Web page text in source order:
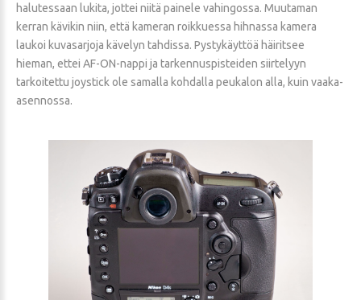
halutessaan lukita, jottei niitä painele vahingossa. Muutaman
kerran kävikin niin, että kameran roikkuessa hihnassa kamera
laukoi kuvasarjoja kävelyn tahdissa. Pystykäyttöä häiritsee
hieman, ettei AF-ON-nappi ja tarkennuspisteiden siirtelyyn
tarkoitettu joystick ole samalla kohdalla peukalon alla, kuin vaaka-
asennossa.